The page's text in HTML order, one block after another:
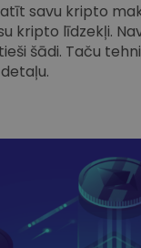
savu kripto
kripto līdzekļi.
šādi. Taču